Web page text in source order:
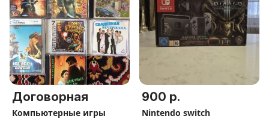
Договорная
Компьютерные игры
900 р.
Nintendo switch